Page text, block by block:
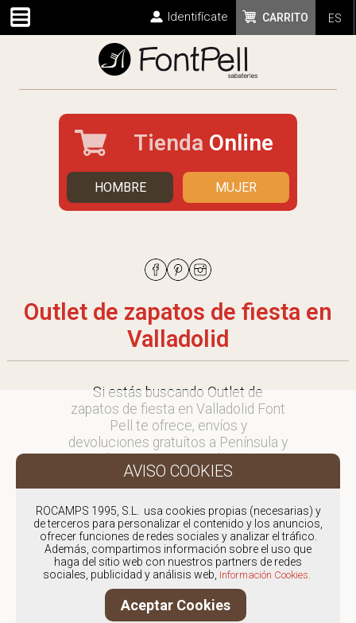
ES
CARRITO
Identifícate
Tienda Online
HOMBRE MUJER
Outlet de zapatos de fiesta en
Valladolid
Si estás buscando Outlet de
zapatos de fiesta en Valladolid Font
Pell te ofrece, envíos y
devoluciones gratuítos a Península y
consultar
en comercial@fontpell.com.
Los envíos a Valladolid gestionados
entre semana se entregarán en
menos de 48 horas; los pedidos
realizados en fin de semana, el
producto se enviará a partir del
lunes.
ROCAMPS 1995, S.L. usa cookies propias (necesarias) y
de terceros para personalizar el contenido y los anuncios,
ofrecer funciones de redes sociales y analizar el tráfico.
Además, compartimos información sobre el uso que
haga del sitio web con nuestros partners de redes
sociales, publicidad y análisis web, Información Cookies.
Aceptar Cookies